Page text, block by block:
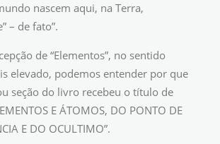
nascem aqui, na Terra,
– de fato”.
de “Elementos”, no sentido
elevado, podemos entender por que
seção do livro recebeu o título de
E ÁTOMOS, DO PONTO DE
E DO OCULTIMO”.